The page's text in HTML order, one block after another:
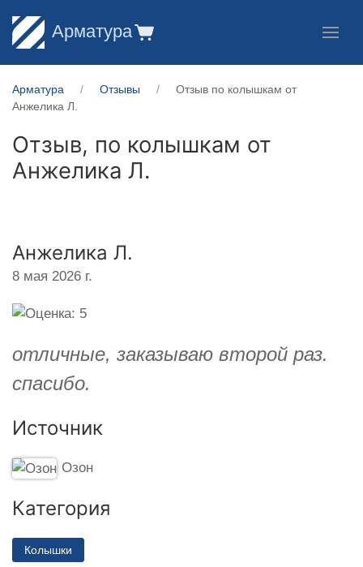
Арматура
Арматура Отзывы
Отзыв по колышкам от
Анжелика Л.
Отзыв, по колышкам от
Анжелика Л.
Анжелика Л.
8 мая 2026 г.
отличные, заказываю второй раз.
спасибо.
Источник
Озон
Категория
Колышки